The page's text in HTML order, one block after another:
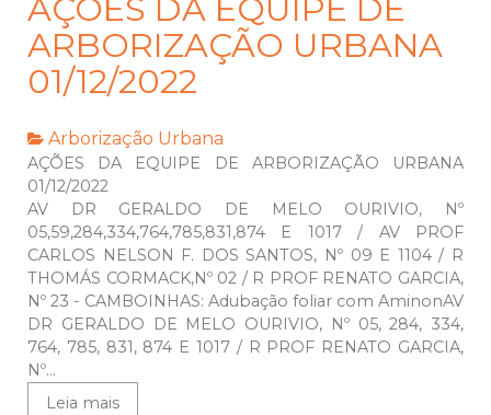
AÇÕES DA EQUIPE DE
ARBORIZAÇÃO URBANA
01/12/2022
Arborização Urbana
AÇÕES DA EQUIPE DE ARBORIZAÇÃO URBANA
01/12/2022
AV DR GERALDO DE MELO OURIVIO, Nº
05,59,284,334,764,785,831,874 E 1017 / AV PROF
CARLOS NELSON F. DOS SANTOS, Nº 09 E 1104 / R
THOMÁS CORMACK,Nº 02 / R PROF RENATO GARCIA,
Nº 23 - CAMBOINHAS: Adubação foliar com AminonAV
DR GERALDO DE MELO OURIVIO, Nº 05, 284, 334,
764, 785, 831, 874 E 1017 / R PROF RENATO GARCIA,
Nº...
Leia mais